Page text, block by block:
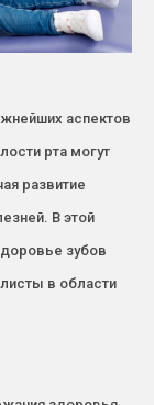
аспектов
рта могут
развитие
В этой
зубов
в области